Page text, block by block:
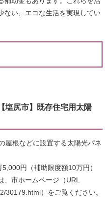
ない、エコな生活を実現してい
塩尻市】既存住宅用太陽
根などに設置する太陽光パネ
円（補助限度額10万円）
市ホームページ（URL
30179.html）をご覧ください。